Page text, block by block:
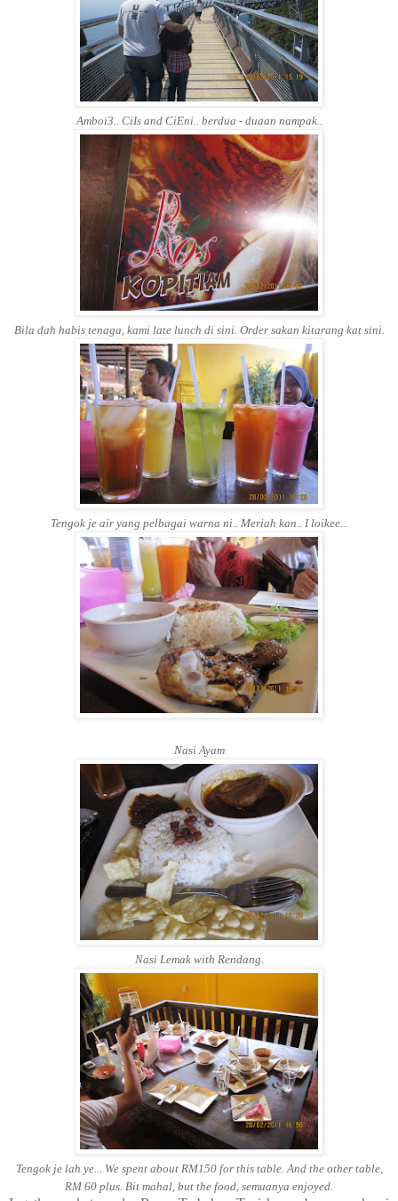
Amboi3.. CiIs and CiEni.. berdua - duaan nampak..
Bila dah habis tenaga, kami late lunch di sini. Order sakan kitarang kat sini.
Tengok je air yang pelbagai warna ni.. Meriah kan.. I loikee...
Nasi Ayam
Nasi Lemak with Rendang.
Tengok je lah ye... We spent about RM150 for this table. And the other table,
RM 60 plus. Bit mahal, but the food, semuanya enjoyed.